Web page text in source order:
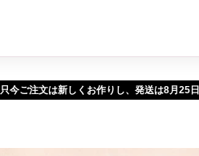
只今ご注文は新しくお作りし、発送は